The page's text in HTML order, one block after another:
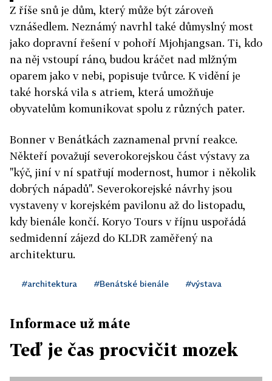
Z říše snů je dům, který může být zároveň
vznášedlem. Neznámý navrhl také důmyslný most
jako dopravní řešení v pohoří Mjohjangsan. Ti, kdo
na něj vstoupí ráno, budou kráčet nad mlžným
oparem jako v nebi, popisuje tvůrce. K vidění je
také horská vila s atriem, která umožňuje
obyvatelům komunikovat spolu z různých pater.
Bonner v Benátkách zaznamenal první reakce.
Někteří považují severokorejskou část výstavy za
"kýč, jiní v ní spatřují modernost, humor i několik
dobrých nápadů". Severokorejské návrhy jsou
vystaveny v korejském pavilonu až do listopadu,
kdy bienále končí. Koryo Tours v říjnu uspořádá
sedmidenní zájezd do KLDR zaměřený na
architekturu.
#architektura #Benátské bienále #výstava
Informace už máte
Teď je čas procvičit mozek